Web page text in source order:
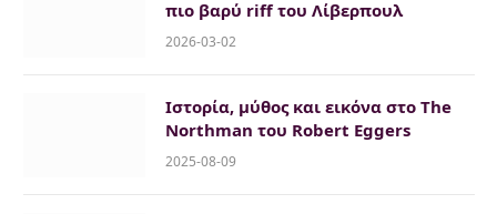
πιο βαρύ riff του Λίβερπουλ
2026-03-02
Ιστορία, μύθος και εικόνα στο The
Northman του Robert Eggers
2025-08-09